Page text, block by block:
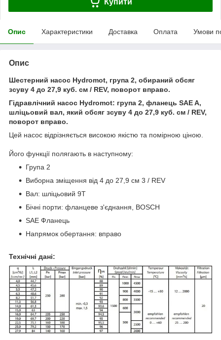
Опис Характеристики Доставка Оплата Умови
Опис
Шестерний насос Hydromot, група 2, обираний обсяг
зсуву 4 до 27,9 куб. см / REV, поворот вправо.
Гідравлічний насос Hydromot: група 2, фланець SAE A,
шліцьовий вал, який обсяг зсуву 4 до 27,9 куб. см / REV,
поворот вправо.
Цей насос відрізняється високою якістю та помірною ціною.
Його функції полягають в наступному:
Група 2
Виборна зміщення від 4 до 27,9 см 3 / REV
Вал: шліцьовий 9T
Бічні порти: фланцеве з'єднання, BOSCH
SAE Фланець
Напрямок обертання: вправо
Технічні дані: